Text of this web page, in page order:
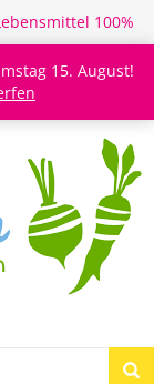
100%
Merkzettel
15. August!